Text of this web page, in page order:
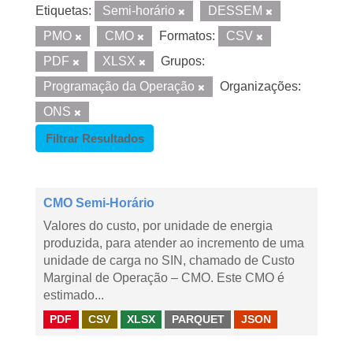
Etiquetas: Semi-horário
DESSEM
PMO
CMO Formatos:
CSV
PDF
XLSX
Grupos:
Programação da Operação
Organizações:
ONS
Filtrar Resultados
CMO Semi-Horário
Valores do custo, por unidade de energia
produzida, para atender ao incremento de uma
unidade de carga no SIN, chamado de Custo
Marginal de Operação – CMO. Este CMO é
estimado...
PDF CSV XLSX PARQUET JSON